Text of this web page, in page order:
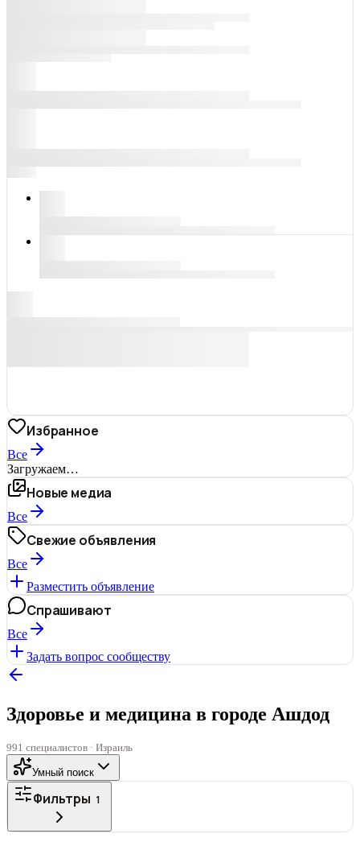
Избранное
Все
Загружаем…
Новые медиа
Все
Свежие объявления
Все
Разместить объявление
Спрашивают
Все
Задать вопрос сообществу
Здоровье и медицина в городе Ашдод
991 специалистов · Израиль
Умный поиск
Фильтры 1